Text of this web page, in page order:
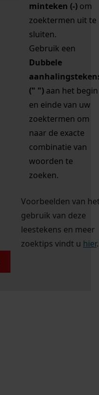
minteken (-) om
zoektermen uit te
sluiten.
Gebruik een
Dubbele
(" ") aan het begin
en einde van uw
zoektermen om
naar de exacte
combinatie van
woorden te
zoeken.
Voorbeelden van
gebruik van deze
leestekens en meer
zoektips vindt u hier.